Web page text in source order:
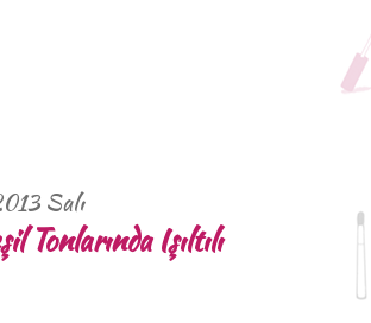
Salı
Tonlarında Işıltılı